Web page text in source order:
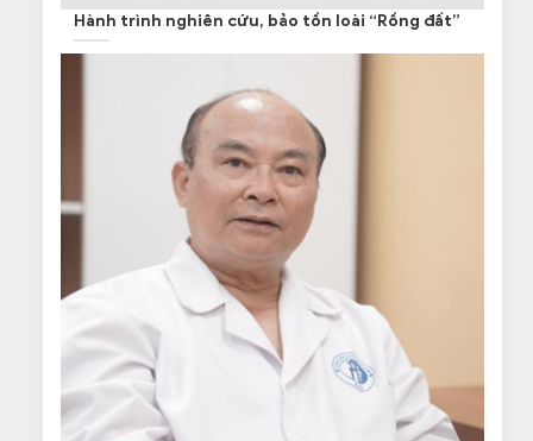
Hành trình nghiên cứu, bảo tồn loài “Rồng đất”